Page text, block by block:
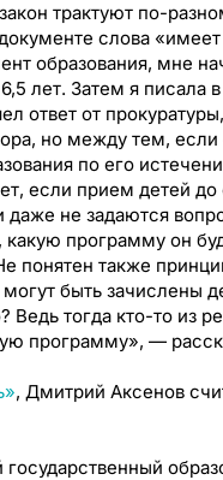
трактуют по-
слова
образования, мне
лет. Затем я писала
ответ от
но между тем,
по его
если прием детей
не задаются
программу он
понятен также
быть зачислены
тогда кто-то из
программу», —
», Дмитрий Аксенов